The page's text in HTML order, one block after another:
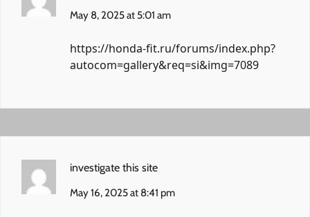
May 8, 2025 at 5:01 am
https://honda-fit.ru/forums/index.php?
autocom=gallery&req=si&img=7089
investigate this site
May 16, 2025 at 8:41 pm